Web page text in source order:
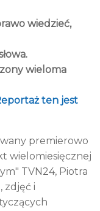
wiedzieć,
wieloma
ten jest
premierowo
wielomiesięcznej
TVN24, Piotra
zdjęć i